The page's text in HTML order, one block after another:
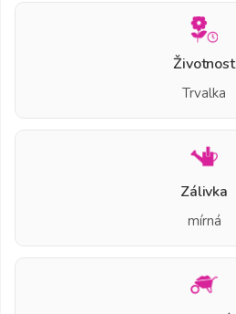
Životnost
Trvalka
Zálivka
mírná